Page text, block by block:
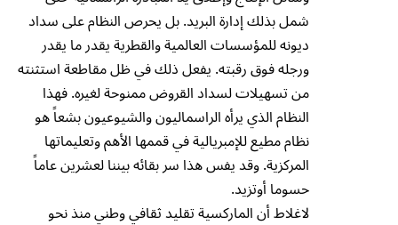
شمل بذلك إدارة البريد. بل يحرص النظام على سداد
ديونه للمؤسسات العالمية والقطرية يقدر ما يقدر
ورجله فوق رقبته. يفعل ذلك في ظل مقاطعة استثنته
من تسهيلات لسداد القروض ممنوحة لغيره. فهذا
النظام الذي يرأه الراسماليون والشيوعيون بشعاً هو
نظام مطيع للإمبريالية في قممها الأهم وتعليماتها
المركزية. وقد يفس هذا سر بقائه بيننا لعشرين عاماً
حسوما أوتزيد.
لاغلاط أن الماركسية تقليد ثقافي وطني منذ نحو